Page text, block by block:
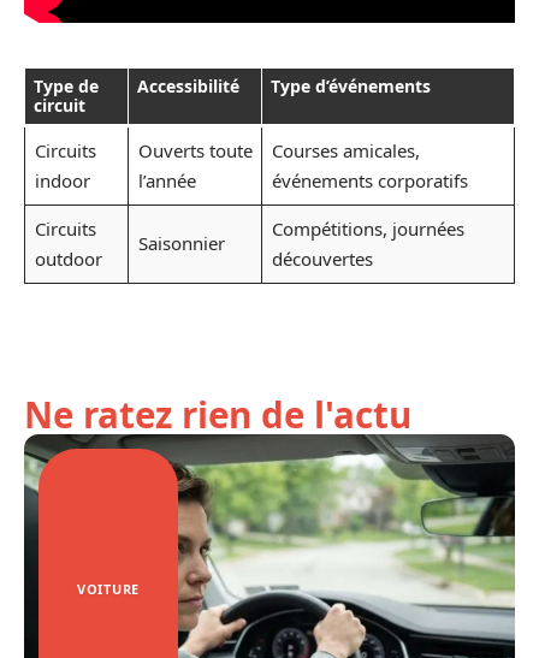
Type de
circuit
Accessibilité Type d’événements
Circuits
indoor
Ouverts toute
l’année
Courses amicales,
événements corporatifs
Circuits
outdoor
Saisonnier
Compétitions, journées
découvertes
Ne ratez rien de l'actu
VOITURE